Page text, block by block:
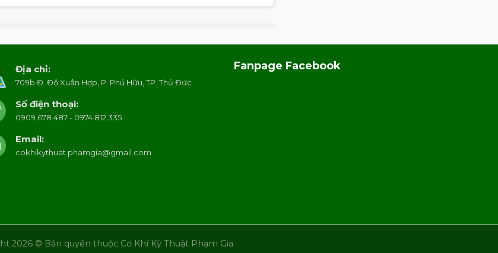
Địa chỉ:
709b Đ. Đỗ Xuân Hợp, P. Phú Hữu, TP. Thủ Đức
Số điện thoại:
0909.678.487 - 0974.812.335
Email:
cokhikythuat.phamgia@gmail.com
Fanpage Facebook
2026 © Bản quyền thuộc Cơ Khí Kỹ Thuật Phạm Gia